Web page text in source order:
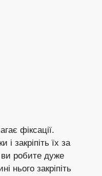
фіксації.
і закріпіть їх за
робите дуже
нього закріпіть